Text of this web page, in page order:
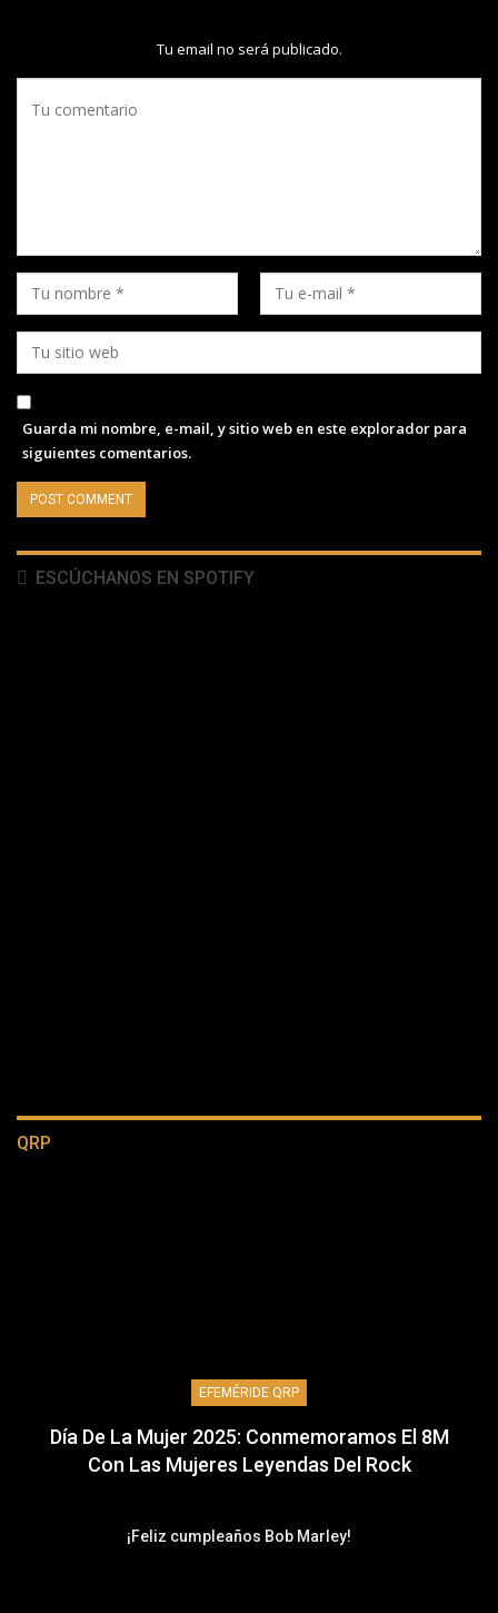
Tu email no será publicado.
Guarda mi nombre, e-mail, y sitio web en este explorador para
siguientes comentarios.
ESCÚCHANOS EN SPOTIFY
QRP
EFEMÉRIDE QRP
Día De La Mujer 2025: Conmemoramos El 8M
Con Las Mujeres Leyendas Del Rock
¡Feliz cumpleaños Bob Marley!